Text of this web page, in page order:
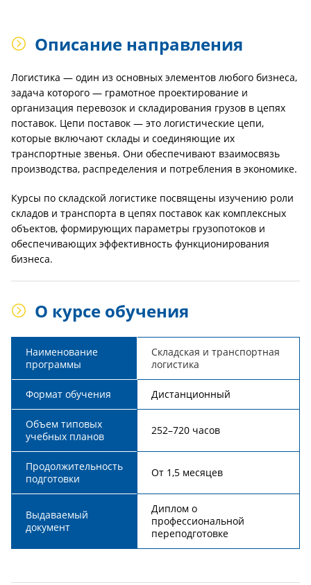
Описание направления
Логистика — один из основных элементов любого бизнеса,
задача которого — грамотное проектирование и
организация перевозок и складирования грузов в цепях
поставок. Цепи поставок — это логистические цепи,
которые включают склады и соединяющие их
транспортные звенья. Они обеспечивают взаимосвязь
производства, распределения и потребления в экономике.
Курсы по складской логистике посвящены изучению роли
складов и транспорта в цепях поставок как комплексных
объектов, формирующих параметры грузопотоков и
обеспечивающих эффективность функционирования
бизнеса.
О курсе обучения
Наименование
программы
Складская и транспортная
логистика
Формат обучения Дистанционный
Объем типовых
учебных планов
252–720 часов
Продолжительность
подготовки
От 1,5 месяцев
Выдаваемый
документ
Диплом о
профессиональной
переподготовке